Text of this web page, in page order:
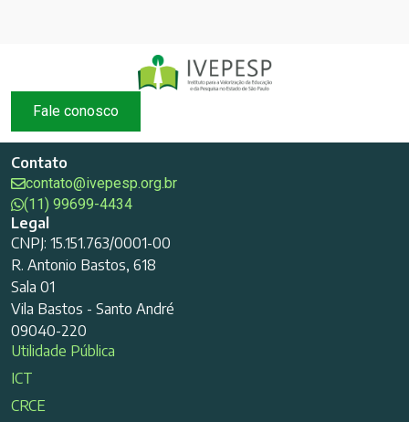
Fale conosco
Contato
contato@ivepesp.org.br
(11) 99699-4434
Legal
CNPJ: 15.151.763/0001-00
R. Antonio Bastos, 618
Sala 01
Vila Bastos - Santo André
09040-220
Utilidade Pública
ICT
CRCE